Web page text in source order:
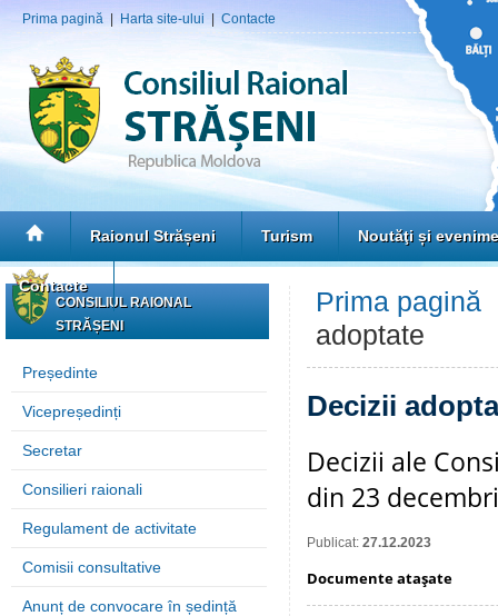
Prima pagină Harta site-ului Contacte
Raionul Strășeni Turism Noutăţi și
Contacte
CONSILIUL RAIONAL
STRĂȘENI
Președinte
Vicepreședinți
Secretar
Consilieri raionali
Regulament de activitate
Comisii consultative
Anunț de convocare în ședință
Prima pagină
adoptate
Decizii
Decizii ale
din 23
Publicat: 27.12.2023
Documente ataşate